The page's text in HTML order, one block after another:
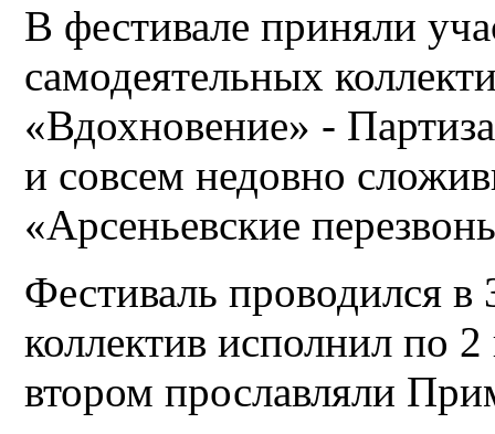
В фестивале приняли
самодеятельных
«Вдохновение» -
и совсем недовно
«Арсеньевские
Фестиваль проводился
коллектив исполнил по
втором прославляли